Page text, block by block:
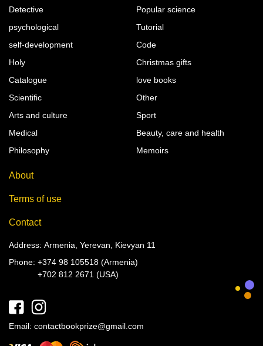
Detective
psychological
self-development
Holy
Catalogue
Scientific
Arts and culture
Medical
Philosophy
Popular science
Tutorial
Code
Christmas gifts
love books
Other
Sport
Beauty, care and health
Memoirs
About
Terms of use
Contact
Address: Armenia, Yerevan, Kievyan 11
Phone: +374 98 105518 (Armenia)
+702 812 2671 (USA)
Email: contactbookprize@gmail.com